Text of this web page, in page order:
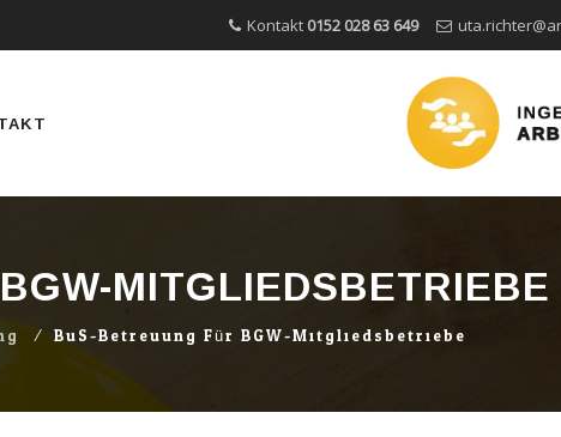
Kontakt 0152 028 63 649
MITGLIEDSBETRIEBE
⁄BuS-Betreuung Für BGW-Mitgliedsbetriebe